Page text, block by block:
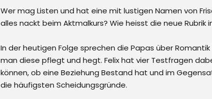
Wer mag Listen und hat eine mit lustigen Namen von
alles nackt beim Aktmalkurs? Wie heisst die neue Rubrik
In der heutigen Folge sprechen die Papas über
man diese pflegt und hegt. Felix hat vier Testfragen
können, ob eine Beziehung Bestand hat und im
die häufigsten Scheidungsgründe.